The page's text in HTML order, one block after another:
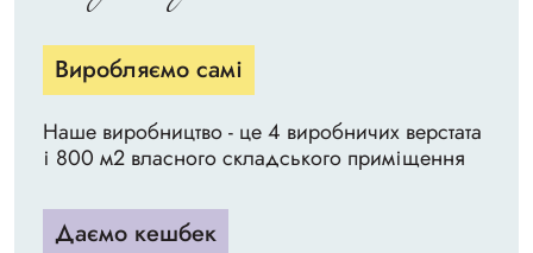
Виробляємо самі
Наше виробництво - це 4 виробничих верстата
і 800 м2 власного складського приміщення
Даємо кешбек